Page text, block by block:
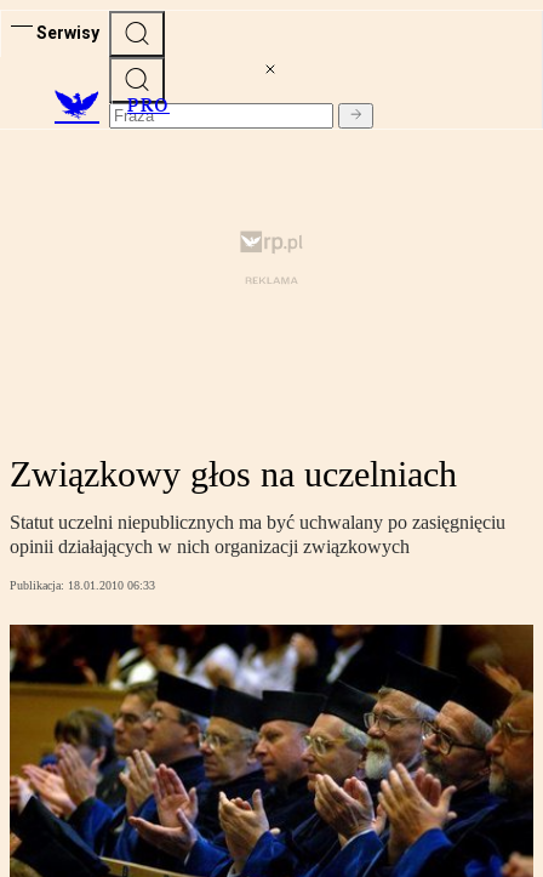
Serwisy
PRO
Związkowy głos na uczelniach
Statut uczelni niepublicznych ma być uchwalany po zasięgnięciu
opinii działających w nich organizacji związkowych
Publikacja: 18.01.2010 06:33